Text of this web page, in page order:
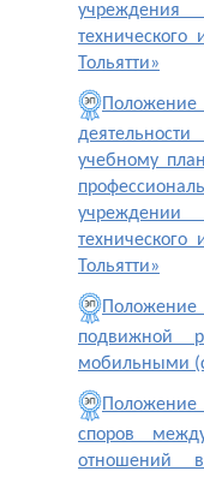
учреждения
технического
Тольятти»
учебному
учреждении
технического
Тольятти»
подвижной
мобильными
споров
отношений в